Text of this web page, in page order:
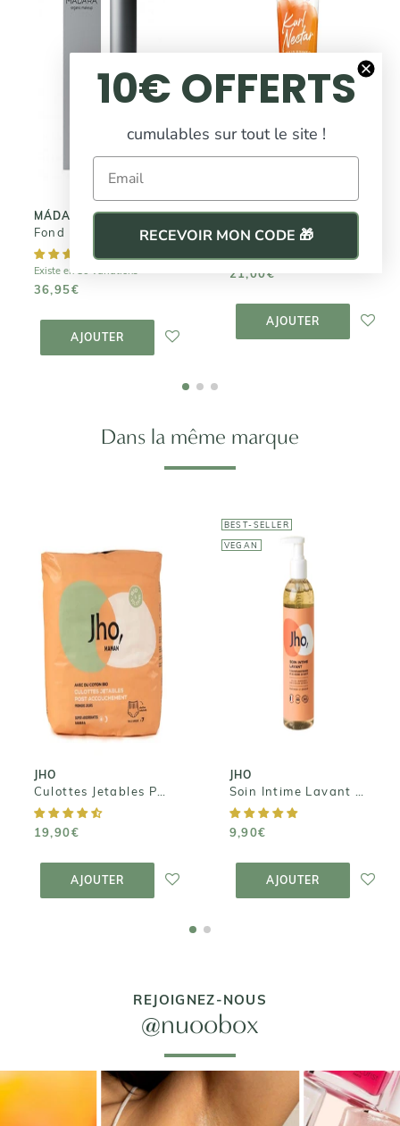
MÁDARA
Fond de teint éclat SKIN EQUAL
Existe en 10 variations
36,95€
AJOUTER
MÁDARA
Fond de teint
36,95€
PANIER
LES SECRETS DE LOLY
21,00€
AJOUTER
LOLY
Crème Sans
Nectar
PANIER
Dans la même marque
JHO
19,90€
AJOUTER
JHO
Culottes
Jetables Post-
accouchement
- Super
absorbantes x7
19,90€
PANIER
BEST-SELLER
VEGAN
JHO
9,90€
AJOUTER
JHO
Soin Intime
Lavant Doux
Bio
9,90€
PANIER
REJOIGNEZ-NOUS
@nuoobox
10€ OFFERTS
cumulables sur tout le site !
Email
RECEVOIR MON CODE 🎁